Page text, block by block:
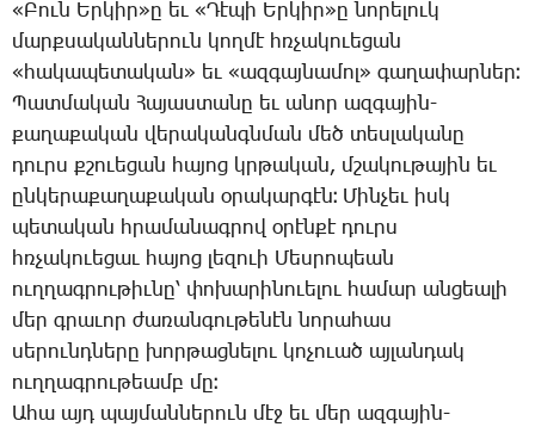
«­Բուն Եր­կիր»ը եւ «­Դէ­պի Եր­կիր»ը նո­րե­լուկ
մարք­սա­կան­նե­րուն կող­մէ հռչա­կո­ւե­ցան
«հա­կա­պե­տա­կան» եւ «ազ­գայ­նա­մոլ» գա­ղա­փար­ներ։
­Պատ­մա­կան ­Հա­յաս­տա­նը եւ ա­նոր ազ­գա­յին-
քա­ղա­քա­կան վե­րա­կանգն­ման մեծ տես­լա­կա­նը
դուրս քշո­ւե­ցան հա­յոց կրթա­կան, մշա­կու­թա­յին եւ
ըն­կե­րա­քա­ղա­քա­կան օ­րա­կար­գէն։ ­Մին­չեւ իսկ
պե­տա­կան հրա­մա­նագ­րով օ­րէն­քէ դուրս
հռչա­կո­ւե­ցաւ հա­յոց լե­զո­ւի ­Մես­րո­պեան
ուղ­ղագ­րու­թիւ­նը՝ փո­խա­րի­նո­ւե­լու հա­մար ան­ցեա­լի
մեր գրա­ւոր ժա­ռան­գու­թե­նէն նո­րա­հաս
սե­րունդ­նե­րը խոր­թաց­նե­լու կո­չո­ւած այ­լան­դակ
ուղ­ղագ­րու­թեամբ մը։
Ա­հա այդ պայ­ման­նե­րուն մէջ եւ մեր ազ­գա­յին-